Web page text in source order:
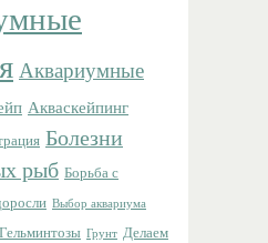
Аквариумные
Акваскейпинг
Болезни
рыб Борьба с
Выбор аквариума
Гельминтозы Грунт Делаем